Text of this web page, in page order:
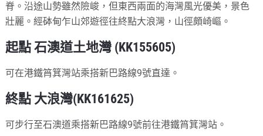
脊。沿途山勢雖然險峻，但東西兩面的海灣風光優美，景色
壯麗。經砵甸乍山郊遊徑往終點大浪灣，山徑頗崎嶇。
起點 石澳道土地灣 (KK155605)
可在港鐵筲箕灣站乘搭新巴路線9號直達。
終點 大浪灣(KK161625)
可步行至石澳道乘搭新巴路線9號前往港鐵筲箕灣站。